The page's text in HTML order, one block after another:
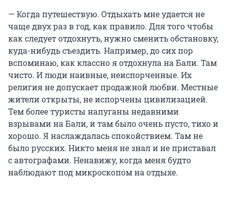
— Когда путешествую. Отдыхать мне удается не
чаще двух раз в год, как правило. Для того чтобы
как следует отдохнуть, нужно сменить обстановку,
куда-нибудь съездить. Например, до сих пор
вспоминаю, как классно я отдохнула на Бали. Там
чисто. И люди наивные, неиспорченные. Их
религия не допускает продажной любви. Местные
жители открыты, не испорчены цивилизацией.
Тем более туристы напуганы недавними
взрывами на Бали, и там было очень пусто, тихо и
хорошо. Я наслаждалась спокойствием. Там не
было русских. Никто меня не знал и не приставал
с автографами. Ненавижу, когда меня будто
наблюдают под микроскопом на отдыхе.